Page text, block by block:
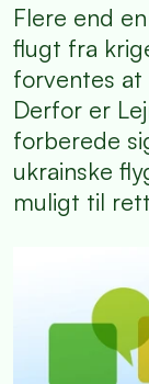
Flere end
flugt fra
forventes at
Derfor er
forberede
ukrainske
muligt til